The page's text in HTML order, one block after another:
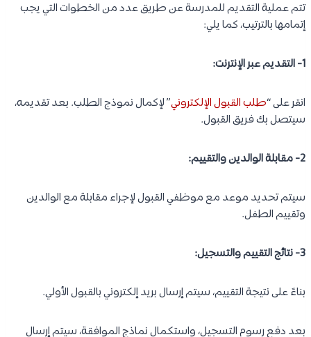
تتم عملية التقديم للمدرسة عن طريق عدد من الخطوات التي يجب
إتمامها بالترتيب، كما يلي:
1- التقديم عبر الإنترنت:
انقر على “طلب القبول الإلكتروني” لإكمال نموذج الطلب. بعد تقديمه،
سيتصل بك فريق القبول.
2- مقابلة الوالدين والتقييم:
سيتم تحديد موعد مع موظفي القبول لإجراء مقابلة مع الوالدين
وتقييم الطفل.
3- نتائج التقييم والتسجيل:
بناءً على نتيجة التقييم، سيتم إرسال بريد إلكتروني بالقبول الأولي.
بعد دفع رسوم التسجيل، واستكمال نماذج الموافقة، سيتم إرسال